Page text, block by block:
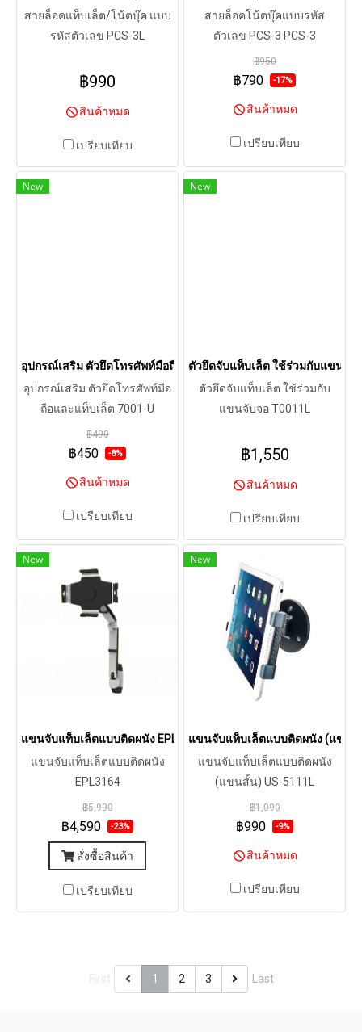
สายล็อคแท็บเล็ต/โน้ตบุ๊ค แบบ
รหัสตัวเลข PCS-3L
฿990
สินค้าหมด
เปรียบเทียบ
สายล็อคโน้ตบุ๊คแบบรหัส
ตัวเลข PCS-3 PCS-3
฿950
฿790 -17%
สินค้าหมด
เปรียบเทียบ
New
อุปกรณ์เสริม ตัวยึดโทรศัพท์มือถือและแท็บเล็ต 7001-U
อุปกรณ์เสริม ตัวยึดโทรศัพท์มือ
ถือและแท็บเล็ต 7001-U
฿490
฿450 -8%
สินค้าหมด
เปรียบเทียบ
New
ตัวยึดจับแท็บเล็ต ใช้ร่วมกับแขนจับ
ตัวยึดจับแท็บเล็ต ใช้ร่วมกับ
แขนจับจอ T0011L
฿1,550
สินค้าหมด
เปรียบเทียบ
New
แขนจับแท็บเล็ตแบบติดผนัง EPL3164
แขนจับแท็บเล็ตแบบติดผนัง
EPL3164
฿5,990
฿4,590 -23%
สั่งซื้อสินค้า
เปรียบเทียบ
New
แขนจับแท็บเล็ตแบบติดผนัง (แขนสั้
แขนจับแท็บเล็ตแบบติดผนัง
(แขนสั้น) US-5111L
฿1,090
฿990 -9%
สินค้าหมด
เปรียบเทียบ
1 2 3 Last